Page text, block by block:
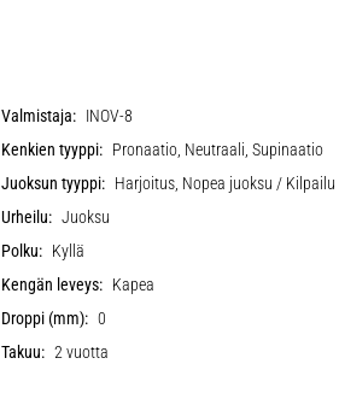
Valmistaja: INOV-8
Kenkien tyyppi: Pronaatio, Neutraali, Supinaatio
Juoksun tyyppi: Harjoitus, Nopea juoksu / Kilpailu
Urheilu: Juoksu
Polku: Kyllä
Kengän leveys: Kapea
Droppi (mm): 0
Takuu: 2 vuotta